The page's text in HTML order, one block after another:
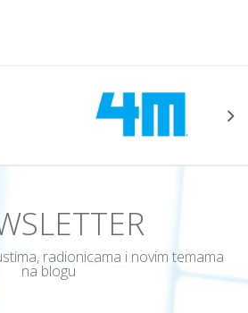
radionicama i novim temama
na blogu